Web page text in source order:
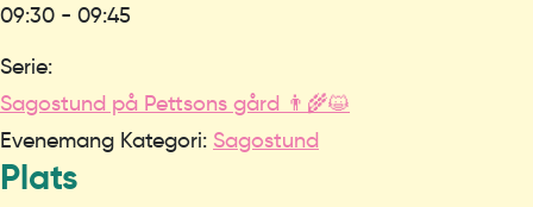
09:30 - 09:45
Serie:
Sagostund på Pettsons gård 👨‍🌾😺
Evenemang Kategori: Sagostund
Plats